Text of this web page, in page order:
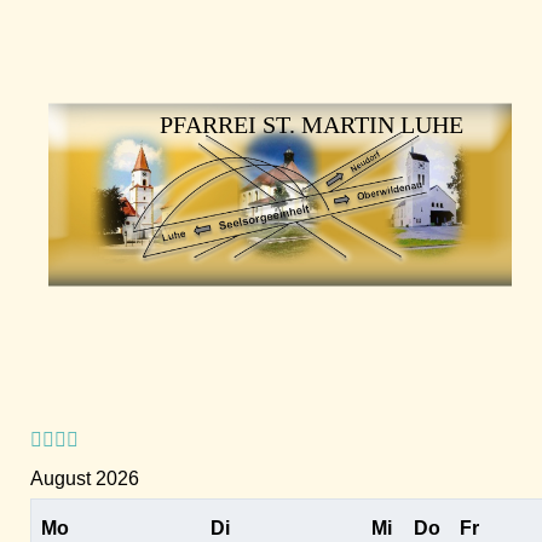
PFARREI ST. MARTIN LUHE
August 2026
Mo Di Mi Do Fr